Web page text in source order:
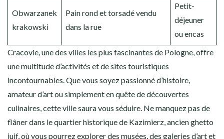
Obwarzanek
krakowski
Pain rond et torsadé vendu
dans la rue
Petit-
déjeuner
ou encas
Cracovie, une des villes les plus fascinantes de Pologne, offre
une multitude d’activités et de sites touristiques
incontournables. Que vous soyez passionné d’histoire,
amateur d’art ou simplement en quête de découvertes
culinaires, cette ville saura vous séduire. Ne manquez pas de
flâner dans le quartier historique de Kazimierz, ancien ghetto
juif, où vous pourrez explorer des musées, des galeries d’art et